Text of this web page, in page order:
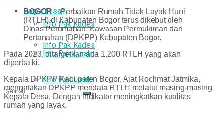
Bogor Pisan
Info Pak Kades
Info Pak Lurah
Info Pak Kades
Info Pak Lurah
BOGOR– Perbaikan Rumah Tidak Layak Huni
(RTLH) di Kabupaten Bogor terus dikebut oleh
Dinas Perumahan, Kawasan Permukiman dan
Pertanahan (DPKPP) Kabupaten Bogor.
Pada 2023, ditargetkan ada 1.200 RTLH yang akan
diperbaiki.
Kepala DPKPP Kabupaten Bogor, Ajat Rochmat Jatmika,
mengatakan DPKPP mendata RTLH melalui masing-masing
Kepala Desa. Dengan indikator meningkatkan kualitas
rumah yang layak.